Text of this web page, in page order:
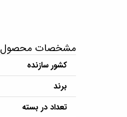
مشخصات محصول
کشور سازنده
برند
تعداد در بسته